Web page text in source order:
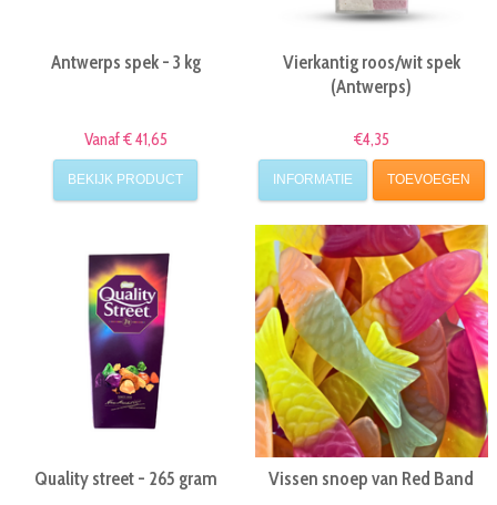
Antwerps spek - 3 kg
Vanaf € 41,65
BEKIJK PRODUCT
Vierkantig roos/wit spek
(Antwerps)
€4,35
INFORMATIE TOEVOEGEN
Quality street - 265 gram Vissen snoep van Red Band